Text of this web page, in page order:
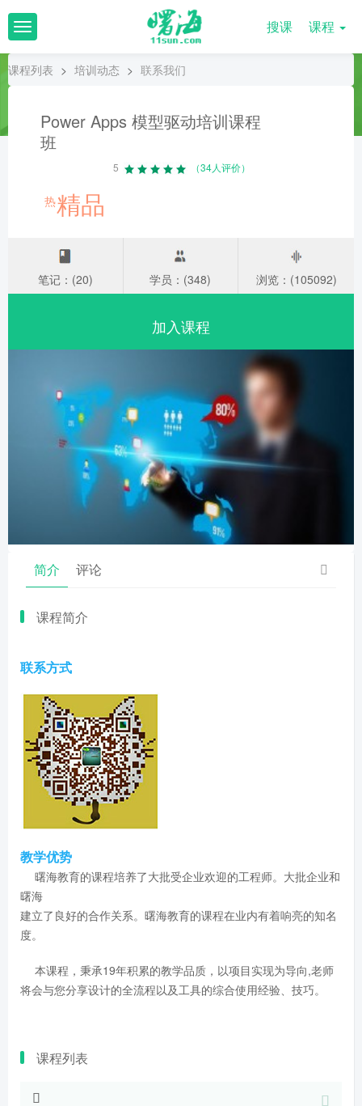
T
o
g
搜课 课程
课程列表 > 培训动态 > 联系我们
Power Apps 模型驱动培训课程
班
5 （34人评价）
热精品
笔记：(20) 学员：(348) 浏览：(105092)
加入课程
简介 评论
课程简介
联系方式
教学优势
曙海教育的课程培养了大批受企业欢迎的工程师。大批企业和
曙海
建立了良好的合作关系。曙海教育的课程在业内有着响亮的知名
度。
本课程，秉承19年积累的教学品质，以项目实现为导向,老师
将会与您分享设计的全流程以及工具的综合使用经验、技巧。
课程列表